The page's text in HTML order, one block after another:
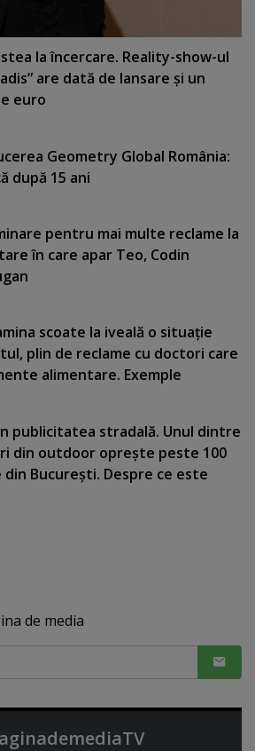
la încercare. Reality-show-ul
are dată de lansare şi un
euro
Geometry Global România:
după 15 ani
pentru mai multe reclame la
în care apar Teo, Codin
scoate la iveală o situaţie
plin de reclame cu doctori care
alimentare. Exemple
publicitatea stradală. Unul dintre
din outdoor opreşte peste 100
Bucureşti. Despre ce este
de media